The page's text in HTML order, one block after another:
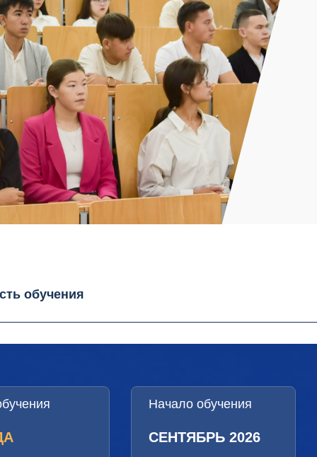
обучения
Начало обучения
СЕНТЯБРЬ 2026